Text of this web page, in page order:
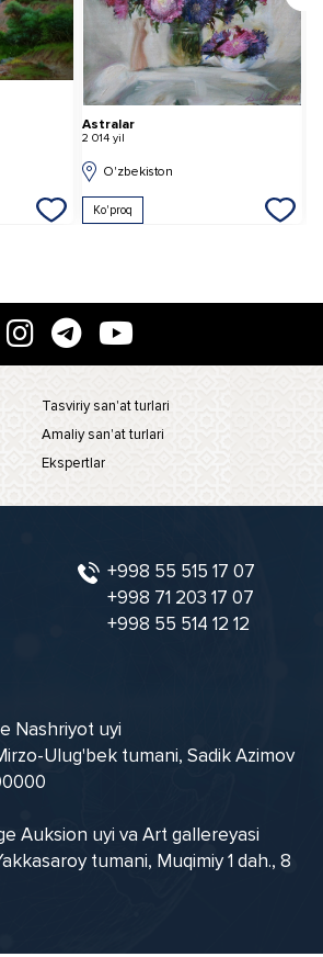
Astralar
2 014 yil
O'zbekiston
Ko'proq
Tasviriy san'at turlari
Amaliy san'at turlari
Ekspertlar
+998 55 515 17 07
+998 71 203 17 07
+998 55 514 12 12
Nashriyot uyi
Ulug'bek tumani, Sadik Azimov
Auksion uyi va Art gallereyasi
tumani, Muqimiy 1 dah., 8